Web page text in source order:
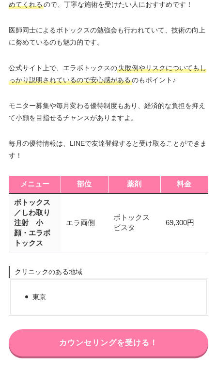
めてくれるので、丁寧な施術を受けたい人におすすめです！
医師同士によるボトックスの勉強会も行われていて、技術の向上
に努めているのも魅力的です。
公式サイト上で、エラボトックスの失敗例やリスクについてもし
っかり説明されているので安心感があるのもポイント♪
モニター募集や毎月変わる優待制度もあり、経済的な負担を抑え
て小顔を目指せるチャンスがありますよ。
毎月の優待情報は、LINEで友達登録すると受け取ることができま
す！
メニュー 部位 薬剤 料金
ボトックス
／しわ取り
注射 小
顔・エラボ
トックス
エラ両側
ボトックス
ビスタ
69,300円
クリニックのある地域
東京
カウンセリングを受ける！